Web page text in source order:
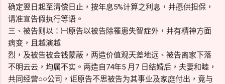
确定翌日起至清偿日止，按年息5%计算之利息，并愿供担保，
请准宣告假执行等语。
三、被告则以：㈠原告以被告除罹患失智症外，并有精神方面
病变，且越演越
烈，及被告被金钱蒙蔽，两造价值观天差地远、被告离家下落
不明云云，均属不实。两造自74年5 月7 日结婚后，夫妻和睦，
共同经营○○公司，讵原告不思被告为其事业及家庭付出，竟与